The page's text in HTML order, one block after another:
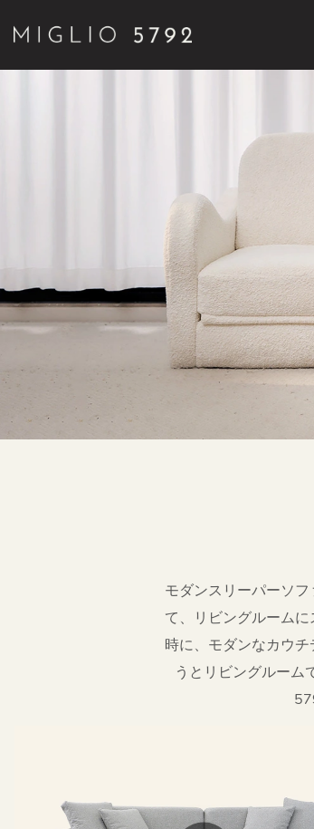
モダンスリーパーソ
て、リビングルーム
時に、モダンなカウ
うとリビングルーム